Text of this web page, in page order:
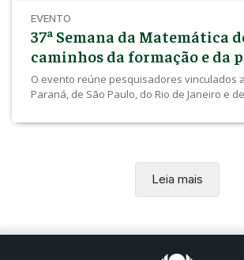
EVENTO
37ª Semana da Matemática
caminhos da formação e da
O evento reúne pesquisadores vinculados
Paraná, de São Paulo, do Rio de Janeiro e
Leia mais